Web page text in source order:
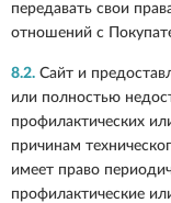
передавать свои
отношений с
8.2. Сайт и
или полностью
профилактических
причинам
имеет право
профилактические